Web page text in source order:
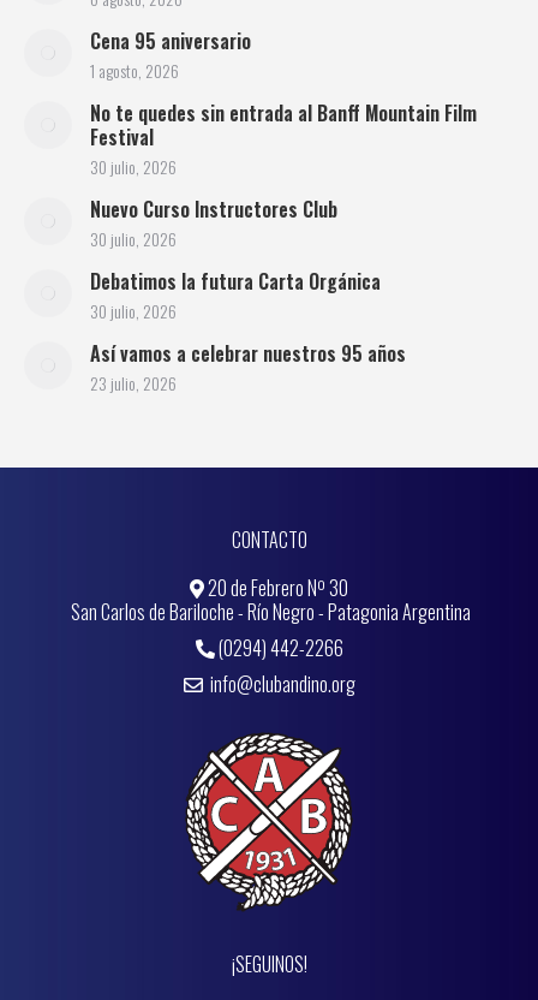
Cena 95 aniversario
1 agosto, 2026
No te quedes sin entrada al Banff Mountain Film
Festival
30 julio, 2026
Nuevo Curso Instructores Club
30 julio, 2026
Debatimos la futura Carta Orgánica
30 julio, 2026
Así vamos a celebrar nuestros 95 años
23 julio, 2026
CONTACTO
20 de Febrero Nº 30
San Carlos de Bariloche - Río Negro - Patagonia Argentina
(0294) 442-2266
info@clubandino.org
¡SEGUINOS!